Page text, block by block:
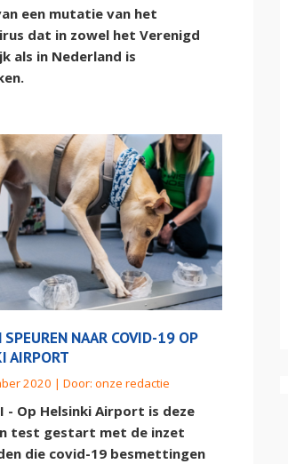
een mutatie van het
dat in zowel het Verenigd
als in Nederland is
SPEUREN NAAR COVID-19 OP
AIRPORT
2020 | Door: onze redactie
- Op Helsinki Airport is deze
test gestart met de inzet
die covid-19 besmettingen